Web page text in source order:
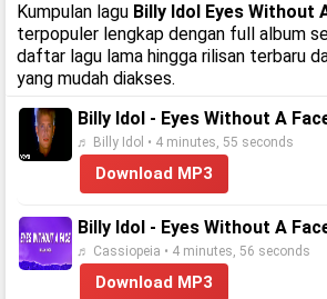
Kumpulan lagu Billy Idol Eyes Without
terpopuler lengkap dengan full album
daftar lagu lama hingga rilisan terbaru
yang mudah diakses.
Billy Idol - Eyes Without A
♬ Billy Idol • 4 minutes, 55 seconds
Download MP3
Billy Idol - Eyes Without A
♬ Cassiopeia • 4 minutes, 56 seconds
Download MP3